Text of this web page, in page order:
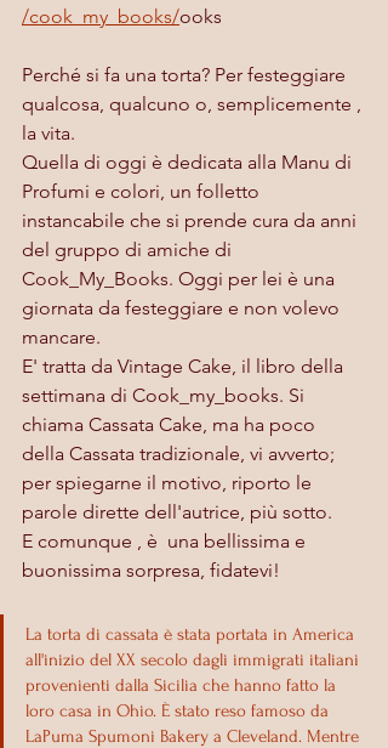
/cook_my_books/ooks
Perché si fa una torta? Per festeggiare
qualcosa, qualcuno o, semplicemente ,
la vita.
Quella di oggi è dedicata alla Manu di
Profumi e colori, un folletto
instancabile che si prende cura da anni
del gruppo di amiche di
Cook_My_Books. Oggi per lei è una
giornata da festeggiare e non volevo
mancare.
E' tratta da Vintage Cake, il libro della
settimana di Cook_my_books. Si
chiama Cassata Cake, ma ha poco
della Cassata tradizionale, vi avverto;
per spiegarne il motivo, riporto le
parole dirette dell'autrice, più sotto.
E comunque , è  una bellissima e
buonissima sorpresa, fidatevi!
La torta di cassata è stata portata in America
all'inizio del XX secolo dagli immigrati italiani
provenienti dalla Sicilia che hanno fatto la
loro casa in Ohio. È stato reso famoso da
LaPuma Spumoni Bakery a Cleveland. Mentre